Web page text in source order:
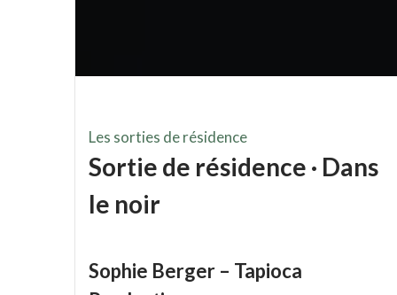
⁠Les sorties de résidence
Sortie de résidence · Dans
le noir
Sophie Berger – Tapioca